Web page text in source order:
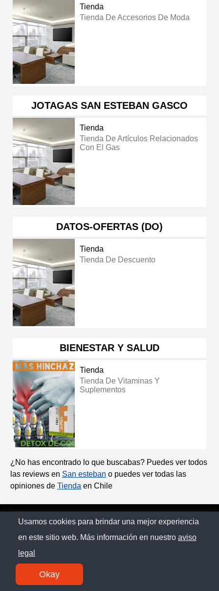
Tienda
Tienda De Accesorios De Moda
JOTAGAS SAN ESTEBAN GASCO
Tienda
Tienda De Artículos Relacionados
Con El Gas
DATOS-OFERTAS (DO)
Tienda
Tienda De Descuento
BIENESTAR Y SALUD
Tienda
Tienda De Vitaminas Y
Suplementos
¿No has encontrado lo que buscabas? Puedes ver todos
las reviews en San esteban o puedes ver todas las
opiniones de Tienda en Chile
© Chilopina 2026
Política de privacidad
Usamos cookies para brindar una mejor experiencia
en este sitio web. Más información en nuestro aviso
legal
Okay